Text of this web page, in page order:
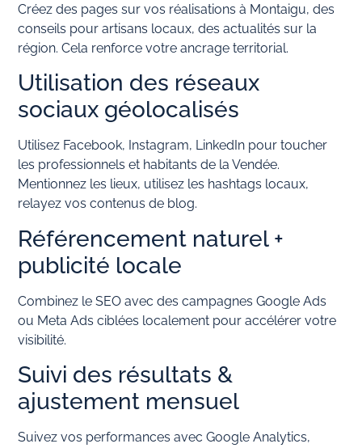
Créez des pages sur vos réalisations à Montaigu, des
conseils pour artisans locaux, des actualités sur la
région. Cela renforce votre ancrage territorial.
Utilisation des réseaux
sociaux géolocalisés
Utilisez Facebook, Instagram, LinkedIn pour toucher
les professionnels et habitants de la Vendée.
Mentionnez les lieux, utilisez les hashtags locaux,
relayez vos contenus de blog.
Référencement naturel +
publicité locale
Combinez le SEO avec des campagnes Google Ads
ou Meta Ads ciblées localement pour accélérer votre
visibilité.
Suivi des résultats &
ajustement mensuel
Suivez vos performances avec Google Analytics,